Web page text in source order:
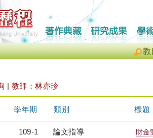
教
| 教師：林亦珍
學年期 類別 標題
109-1 論文指導 財金